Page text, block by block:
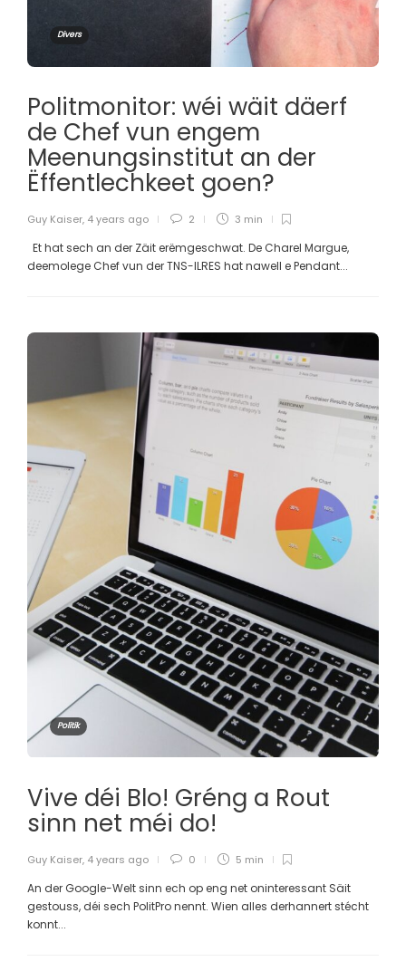
Divers
Politmonitor: wéi wäit däerf
de Chef vun engem
Meenungsinstitut an der
Ëffentlechkeet goen?
Guy Kaiser, 4 years ago 2 3 min
Et hat sech an der Zäit erëmgeschwat. De Charel Margue,
deemolege Chef vun der TNS-ILRES hat nawell e Pendant...
Politik
Vive déi Blo! Gréng a Rout
sinn net méi do!
Guy Kaiser, 4 years ago 0 5 min
An der Google-Welt sinn ech op eng net oninteressant Säit
gestouss, déi sech PolitPro nennt. Wien alles derhannert stécht
konnt...